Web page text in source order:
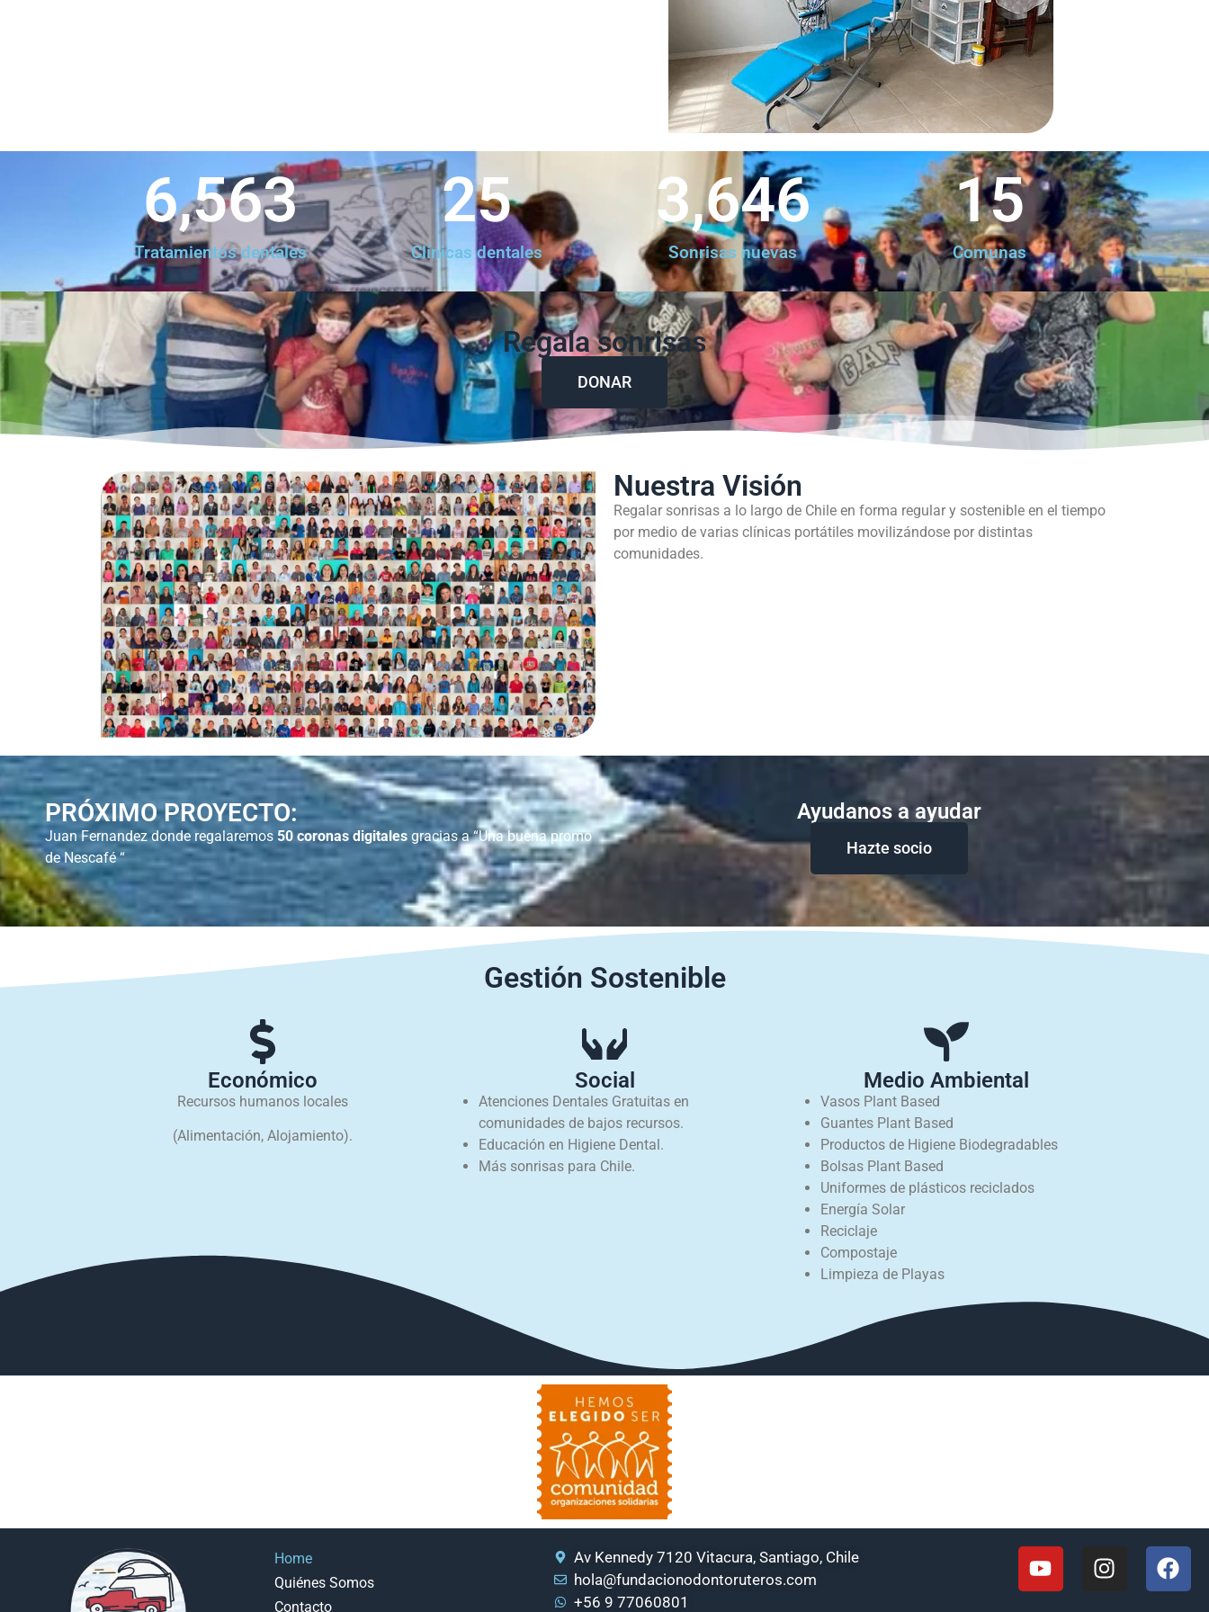
Tratamientos dentales
6,563
Clínicas dentales
25
Sonrisas nuevas
3,646
Comunas
15
Regala sonrisas
DONAR
Nuestra Visión
Regalar sonrisas a lo largo de Chile en forma regular y sostenible en el tiempo
por medio de varias clínicas portátiles movilizándose por distintas
comunidades.
PRÓXIMO PROYECTO:
Juan Fernandez donde regalaremos 50 coronas digitales gracias a “Una buena promo
de Nescafé “
Ayudanos a ayudar
Hazte socio
Gestión Sostenible
Económico
Recursos humanos locales
(Alimentación, Alojamiento).
Social
Atenciones Dentales Gratuitas en
comunidades de bajos recursos.
Educación en Higiene Dental.
Más sonrisas para Chile.
Medio Ambiental
Vasos Plant Based
Guantes Plant Based
Productos de Higiene Biodegradables
Bolsas Plant Based
Uniformes de plásticos reciclados
Energía Solar
Reciclaje
Compostaje
Limpieza de Playas
Home
Quiénes Somos
Contacto
Av Kennedy 7120 Vitacura, Santiago, Chile
hola@fundacionodontoruteros.com
+56 9 77060801